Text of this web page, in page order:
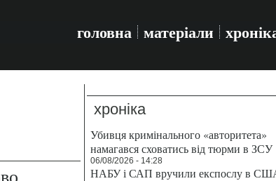
головна матеріали
хроніка
Убивця кримінального «авторитета»
намагався сховатись від тюрми в ЗСУ
06/08/2026 - 14:28
НАБУ і САП вручили експослу в